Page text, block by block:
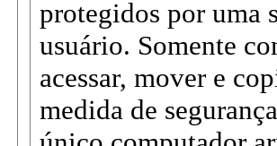
protegidos por uma
usuário. Somente
acessar, mover e
medida de